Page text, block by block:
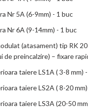
Nr 5A (6-9mm) - 1 buc
Nr 6A (9-14mm) - 1 buc
(atasament) tip RK
de preincalzire) – fixare
taiere LS1A ( 3-8 mm)
taiere LS2A ( 8-20
taiere LS3A (20-50